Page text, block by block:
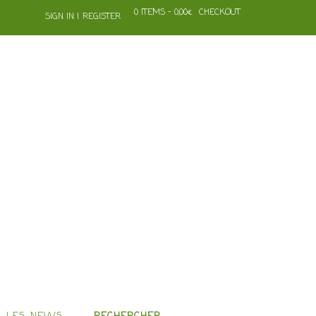
SIGN IN | REGISTER 0 ITEMS - 0,00€ CHECKOUT